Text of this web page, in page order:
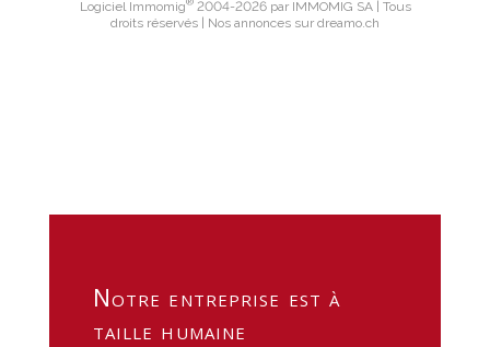
notre entreprise est à
taille humaine